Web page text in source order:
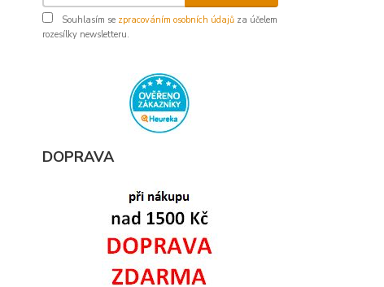
Souhlasím se zpracováním osobních údajů za účelem
rozesílky newsletteru.
DOPRAVA